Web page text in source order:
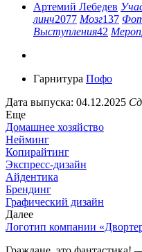
Артемий Лебедев
линч2077 Мозг137
Выступления42
Гарнитура Пофо
Дата выпуска: 04.12.2025
Еще
Домашнее хозяйство
Нейминг
Копирайтинг
Экспресс-дизайн
Айдентика
Брендинг
Графический дизайн
Далее
Логотип компании